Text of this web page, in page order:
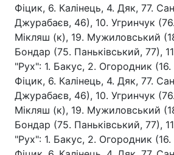
Фіцик, 6. Калінець, 4. Дяк, 77.
Джурабаєв, 46), 10. Угринчук
Мікляш (к), 19. Мужиловський
Бондар (75. Паньківський, 77),
"Рух": 1. Бакус, 2. Огородник
Фіцик, 6. Калінець, 4. Дяк, 77.
Джурабаєв, 46), 10. Угринчук
Мікляш (к), 19. Мужиловський
Бондар (75. Паньківський, 77),
"Рух": 1. Бакус, 2. Огородник